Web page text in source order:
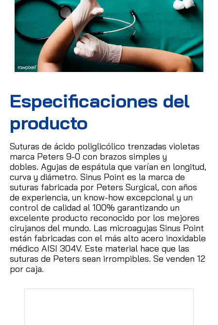
Especificaciones del
producto
Suturas de ácido poliglicólico trenzadas violetas
marca Peters 9-0 con brazos simples y
dobles. Agujas de espátula que varían en longitud,
curva y diámetro. Sinus Point es la marca de
suturas fabricada por Peters Surgical, con años
de experiencia, un know-how excepcional y un
control de calidad al 100% garantizando un
excelente producto reconocido por los mejores
cirujanos del mundo. Las microagujas Sinus Point
están fabricadas con el más alto acero inoxidable
médico AISI 304V. Este material hace que las
suturas de Peters sean irrompibles. Se venden 12
por caja.